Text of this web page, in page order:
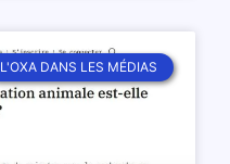
L'OXA DANS LES MÉDIAS